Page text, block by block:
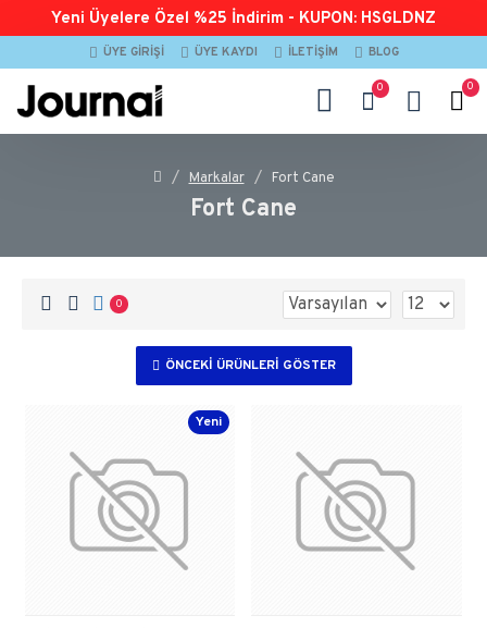
Yeni Üyelere Özel %25 İndirim - KUPON: HSGLDNZ
ÜYE GIRIŞI ÜYE KAYDI İLETIŞIM BLOG
0 0
Markalar Fort Cane
Fort Cane
0
ÖNCEKI ÜRÜNLERI GÖSTER
Yeni